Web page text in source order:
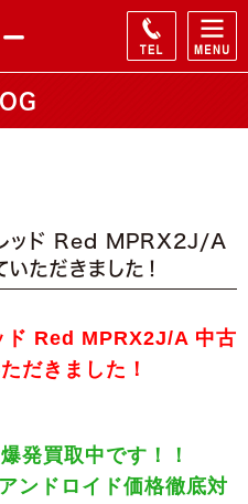
ド Red MPRX2J/A
ただきました！
Red MPRX2J/A 中古
だきました！
発買取中です！！
ンドロイド価格徹底対